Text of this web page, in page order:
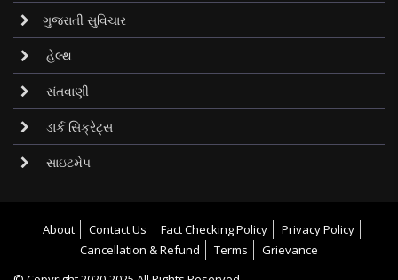
ગુજરાતી સુવિચાર
હેલ્થ
સંતવાણી
ડાર્ક સિક્રેટ્‌સ
સાઇટમેપ
About Contact Us Fact Checking Policy
Privacy Policy
Cancellation & Refund
Terms
Grievance